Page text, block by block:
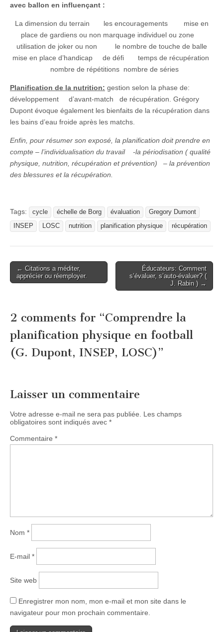
avec ballon en influençant :
La dimension du terrain les encouragements mise en
place de gardiens ou non marquage individuel ou zone
utilisation de joker ou non le nombre de touche de balle
mise en place d’handicap de défi temps de récupération
nombre de répétitions nombre de séries
Planification de la nutrition: gestion selon la phase de:
développement d’avant-match de récupération. Grégory
Dupont évoque également les bienfaits de la récupération dans
les bains d’eau froide après les matchs.
Enfin, pour résumer son exposé, la planification doit prendre en
compte – l’individualisation du travail -la périodisation ( qualité
physique, nutrition, récupération et prévention) – la prévention
des blessures et la récupération.
Tags: cycle échelle de Borg évaluation
Gregory Dumont
INSEP
LOSC nutrition planification physique récupération
Post
navigation
← Citations a méditer,
apprécier ou réemployer.
Éducateurs: Comment
s’évaluer, s’auto-évaluer? (
J. Rabin ) →
2 comments for “Comprendre la
planification physique en football
(G. Dupont, INSEP, LOSC)”
Laisser un commentaire
Votre adresse e-mail ne sera pas publiée. Les champs
obligatoires sont indiqués avec *
Commentaire *
Nom *
E-mail *
Site web
Enregistrer mon nom, mon e-mail et mon site dans le
navigateur pour mon prochain commentaire.